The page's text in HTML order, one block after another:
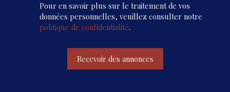
Pour en savoir plus sur le traitement de vos
données personnelles, veuillez consulter notre
politique de confidentialité.
Recevoir des annonces